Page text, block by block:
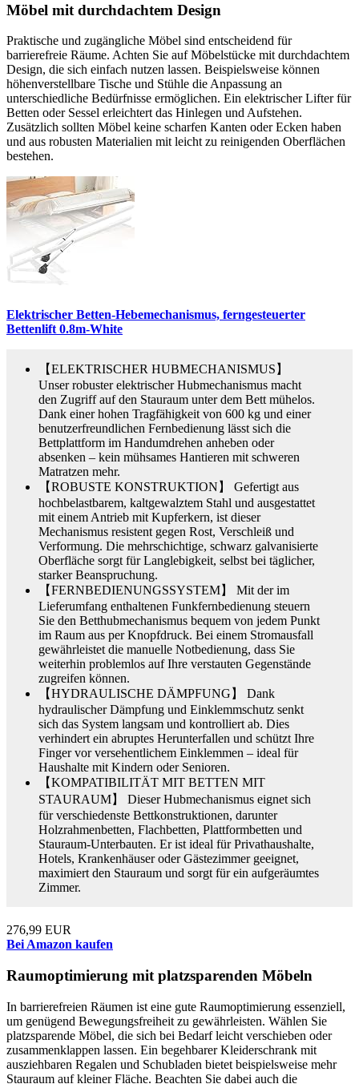
Möbel mit durchdachtem Design
Praktische und zugängliche Möbel sind entscheidend für
barrierefreie Räume. Achten Sie auf Möbelstücke mit durchdachtem
Design, die sich einfach nutzen lassen. Beispielsweise können
höhenverstellbare Tische und Stühle die Anpassung an
unterschiedliche Bedürfnisse ermöglichen. Ein elektrischer Lifter für
Betten oder Sessel erleichtert das Hinlegen und Aufstehen.
Zusätzlich sollten Möbel keine scharfen Kanten oder Ecken haben
und aus robusten Materialien mit leicht zu reinigenden Oberflächen
bestehen.
Elektrischer Betten-Hebemechanismus, ferngesteuerter
Bettenlift 0.8m-White
【ELEKTRISCHER HUBMECHANISMUS】
Unser robuster elektrischer Hubmechanismus macht
den Zugriff auf den Stauraum unter dem Bett mühelos.
Dank einer hohen Tragfähigkeit von 600 kg und einer
benutzerfreundlichen Fernbedienung lässt sich die
Bettplattform im Handumdrehen anheben oder
absenken – kein mühsames Hantieren mit schweren
Matratzen mehr.
【ROBUSTE KONSTRUKTION】 Gefertigt aus
hochbelastbarem, kaltgewalztem Stahl und ausgestattet
mit einem Antrieb mit Kupferkern, ist dieser
Mechanismus resistent gegen Rost, Verschleiß und
Verformung. Die mehrschichtige, schwarz galvanisierte
Oberfläche sorgt für Langlebigkeit, selbst bei täglicher,
starker Beanspruchung.
【FERNBEDIENUNGSSYSTEM】 Mit der im
Lieferumfang enthaltenen Funkfernbedienung steuern
Sie den Betthubmechanismus bequem von jedem Punkt
im Raum aus per Knopfdruck. Bei einem Stromausfall
gewährleistet die manuelle Notbedienung, dass Sie
weiterhin problemlos auf Ihre verstauten Gegenstände
zugreifen können.
【HYDRAULISCHE DÄMPFUNG】 Dank
hydraulischer Dämpfung und Einklemmschutz senkt
sich das System langsam und kontrolliert ab. Dies
verhindert ein abruptes Herunterfallen und schützt Ihre
Finger vor versehentlichem Einklemmen – ideal für
Haushalte mit Kindern oder Senioren.
【KOMPATIBILITÄT MIT BETTEN MIT
STAURAUM】 Dieser Hubmechanismus eignet sich
für verschiedenste Bettkonstruktionen, darunter
Holzrahmenbetten, Flachbetten, Plattformbetten und
Stauraum-Unterbauten. Er ist ideal für Privathaushalte,
Hotels, Krankenhäuser oder Gästezimmer geeignet,
maximiert den Stauraum und sorgt für ein aufgeräumtes
Zimmer.
276,99 EUR
Bei Amazon kaufen
Raumoptimierung mit platzsparenden Möbeln
In barrierefreien Räumen ist eine gute Raumoptimierung essenziell,
um genügend Bewegungsfreiheit zu gewährleisten. Wählen Sie
platzsparende Möbel, die sich bei Bedarf leicht verschieben oder
zusammenklappen lassen. Ein begehbarer Kleiderschrank mit
ausziehbaren Regalen und Schubladen bietet beispielsweise mehr
Stauraum auf kleiner Fläche. Beachten Sie dabei auch die